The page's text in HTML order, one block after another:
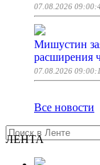
07.08.2026
Мишустин
расширения
07.08.2026
Все новости
ЛЕНТА